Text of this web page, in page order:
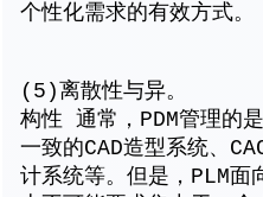
个性化需求的有效方式。
(5)离散性与异。
构性 通常，PDM管理的
一致的CAD造型系统、
计系统等。但是，PLM